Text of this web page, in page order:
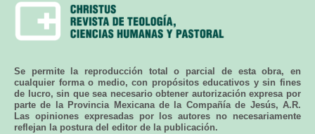
Se permite la reproducción total o parcial de esta obra, en
cualquier forma o medio, con propósitos educativos y sin fines
de lucro, sin que sea necesario obtener autorización expresa por
parte de la Provincia Mexicana de la Compañía de Jesús, A.R.
Las opiniones expresadas por los autores no necesariamente
reflejan la postura del editor de la publicación.